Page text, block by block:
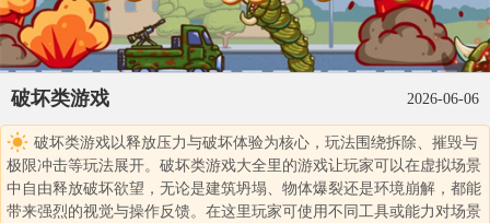
破坏类游戏 2026-06-06
破坏类游戏以释放压力与破坏体验为核心，玩法围绕拆除、摧毁与
极限冲击等玩法展开。破坏类游戏大全里的游戏让玩家可以在虚拟场景
中自由释放破坏欲望，无论是建筑坍塌、物体爆裂还是环境崩解，都能
带来强烈的视觉与操作反馈。在这里玩家可使用不同工具或能力对场景